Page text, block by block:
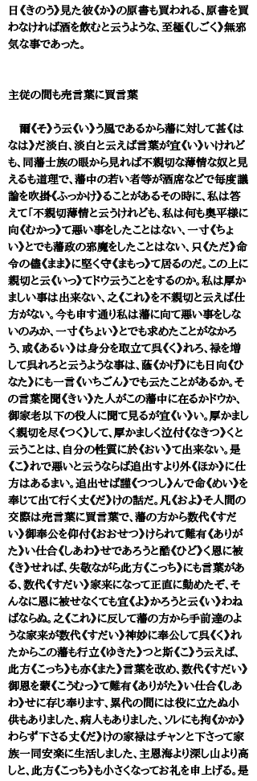
日《きのう》見た彼《か》の原書も買われる、原書を買
わなければ酒を飲むと云うような、至極《しごく》無邪
気な事であった。
主従の間も売言葉に買言葉
爾《そ》う云《い》う風であるから藩に対して甚《は
なは》だ淡白、淡白と云えば言葉が宜《い》いけれど
も、同藩士族の眼から見れば不親切な薄情な奴と見
えるも道理で、藩中の若い者等が酒席などで毎度議
論を吹掛《ふっかけ》ることがあるその時に、私は答
えて「不親切薄情と云うけれども、私は何も奥平様に
向《むかっ》て悪い事をしたことはない、一寸《ちょ
い》とでも藩政の邪魔をしたことはない、只《ただ》命
令の儘《まま》に堅く守《まもっ》て居るのだ。この上に
親切と云《いっ》てドウ云うことをするのか。私は厚か
ましい事は出来ない、之《これ》を不親切と云えば仕
方がない。今も申す通り私は藩に向て悪い事をしな
いのみか、一寸《ちょい》とでも求めたことがなかろ
う、或《あるい》は身分を取立て呉《く》れろ、禄を増
して呉れろと云うような事は、蔭《かげ》にも日向《ひ
なた》にも一言《いちごん》でも云たことがあるか。そ
の言葉を聞《きい》た人がこの藩中に在るかドウか、
御家老以下の役人に聞て見るが宜《い》い。厚かまし
く親切を尽《つく》して、厚かましく泣付《なきつ》くと
云うことは、自分の性質に於《おい》て出来ない。是
《こ》れで悪いと云うならば追出すより外《ほか》に仕
方はあるまい。追出せば謹《つつし》んで命《めい》を
奉じて出て行く丈《だ》けの話だ。凡《およ》そ人間の
交際は売言葉に買言葉で、藩の方から数代《すだ
い》御奉公を仰付《おおせつ》けられて難有《ありが
た》い仕合《しあわ》せであろうと酷《ひど》く恩に被
《き》せれば、失敬ながら此方《こっち》にも言葉があ
る、数代《すだい》家来になって正直に勤めたぞ、そ
んなに恩に被せなくても宜《よ》かろうと云《い》わね
ばならぬ。之《これ》に反して藩の方から手前達のよ
うな家来が数代《すだい》神妙に奉公して呉《く》れ
たからこの藩も行立《ゆきた》つと斯《こ》う云えば、
此方《こっち》も亦《また》言葉を改め、数代《すだい》
御恩を蒙《こうむっ》て難有《ありがた》い仕合《しあ
わ》せに存じ奉ります、累代の間には役に立たぬ小
供もありました、病人もありました、ソレにも拘《かか》
わらず下さる丈《だ》けの家禄はチャンと下さって家
族一同安楽に生活しました、主恩海より深し山より高
しと、此方《こっち》も小さくなってお礼を申上げる。是